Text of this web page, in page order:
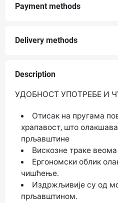
Payment methods
Delivery methods
Description
УДОБНОСТ УПОТРЕБЕ И
Отисак на пругама
храпавост, што
прљавштине
Вискозне траке веома
Ергономски облик
чишћење.
Издржљивије су од
прљавштином.